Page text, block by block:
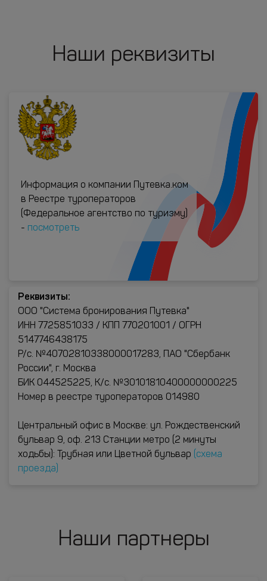
Наши реквизиты
Информация о компании Путевка.ком
в Реестре туроператоров
(Федеральное агентство по туризму)
- посмотреть
Реквизиты:
ООО "Система бронирования Путевка"
ИНН 7725851033 / КПП 770201001 / ОГРН
5147746438175
Р/с. №40702810338000017283, ПАО "Сбербанк
России", г. Москва
БИК 044525225, К/с. №30101810400000000225
Номер в реестре туроператоров 014980
Центральный офис в Москве: ул. Рождественский
бульвар 9, оф. 213 Станции метро (2 минуты
ходьбы): Трубная или Цветной бульвар
(схема
проезда)
Наши партнеры